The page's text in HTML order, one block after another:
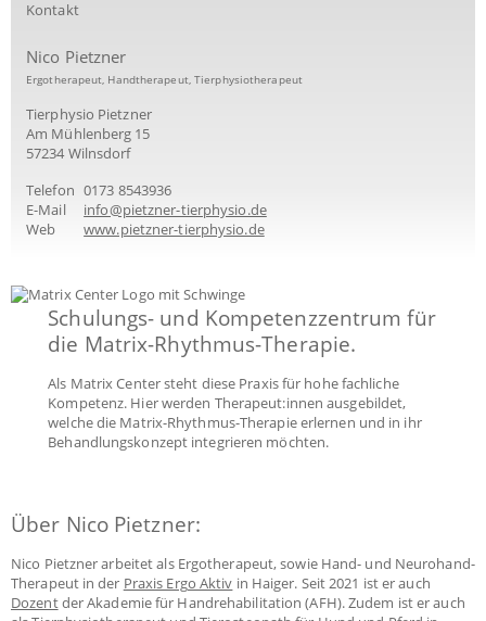
Kontakt
Nico Pietzner
Ergotherapeut, Handtherapeut, Tierphysiotherapeut
Tierphysio Pietzner
Am Mühlenberg 15
57234 Wilnsdorf
Telefon 0173 8543936
E-Mail
info@pietzner-tierphysio.de
Web
www.pietzner-tierphysio.de
Schulungs- und Kompetenzzentrum für
die Matrix-Rhythmus-Therapie.
Als Matrix Center steht diese Praxis für hohe fachliche
Kompetenz. Hier werden Therapeut:innen ausgebildet,
welche die Matrix-Rhythmus-Therapie erlernen und in ihr
Behandlungskonzept integrieren möchten.
Über Nico Pietzner:
Nico Pietzner arbeitet als Ergotherapeut, sowie Hand- und Neurohand-
Therapeut in der Praxis Ergo Aktiv in Haiger. Seit 2021 ist er auch
Dozentder Akademie für Handrehabilitation (AFH). Zudem ist er auch